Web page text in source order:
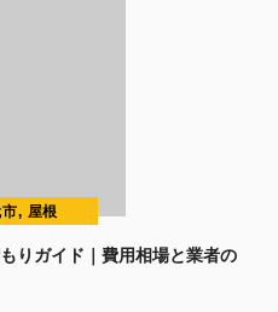
市, 屋根
りガイド｜費用相場と業者の